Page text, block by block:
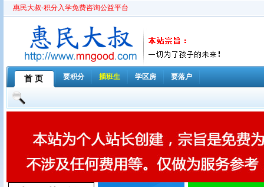
惠民大叔-积分入学免费咨询公益平台
首 页 要积分 插班生 学区房 要落户